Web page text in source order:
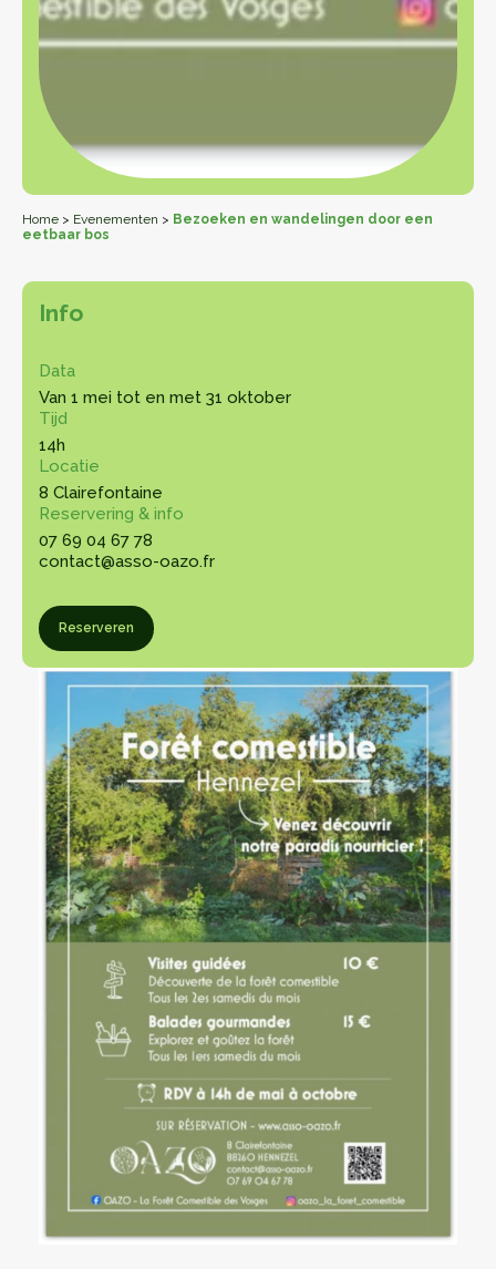
Home > Evenementen > Bezoeken en wandelingen door een
eetbaar bos
Info
Data
Van 1 mei tot en met 31 oktober
Tijd
14h
Locatie
8 Clairefontaine
Reservering & info
07 69 04 67 78
contact@asso-oazo.fr
Reserveren